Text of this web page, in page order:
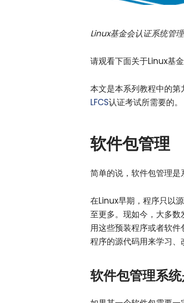
Linux基金会认证系统管
请观看下面关于Linux基
本文是本系列教程中的
LFCS认证考试所需要的。
软件包管理
简单的说，软件包管理是
在Linux早期，程序只以
至更多。现如今，大多
用这些预装程序或者软
程序的源代码用来学习、
软件包管理系